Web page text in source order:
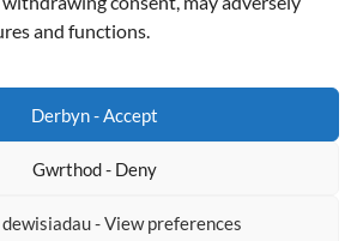
and functions.
Derbyn - Accept
Gwrthod - Deny
- View preferences
Spaciousby ThemeGrill. Powered by: